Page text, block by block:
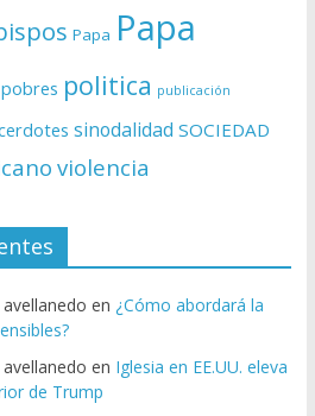
Papa Papa
pobres politica publicación
sinodalidad SOCIEDAD
violencia
en ¿Cómo abordará la
en Iglesia en EE.UU. eleva
de Trump